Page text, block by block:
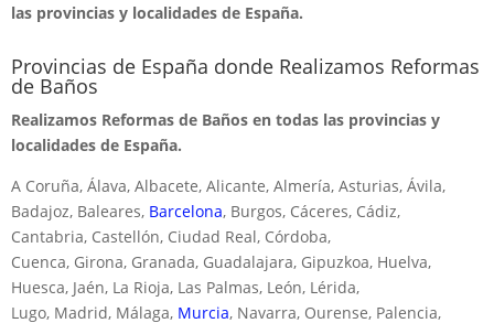
las provincias y localidades de España.
Provincias de España donde Realizamos Reformas
de Baños
Realizamos Reformas de Baños en todas las provincias y
localidades de España.
A Coruña, Álava, Albacete, Alicante, Almería, Asturias, Ávila,
Badajoz, Baleares, Barcelona, Burgos, Cáceres, Cádiz,
Cantabria, Castellón, Ciudad Real, Córdoba,
Cuenca, Girona, Granada, Guadalajara, Gipuzkoa, Huelva,
Huesca, Jaén, La Rioja, Las Palmas, León, Lérida,
Lugo, Madrid, Málaga, Murcia, Navarra, Ourense, Palencia,